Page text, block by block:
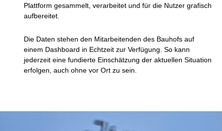
Plattform gesammelt, verarbeitet und für die Nutzer grafisch
aufbereitet.
Die Daten stehen den Mitarbeitenden des Bauhofs auf
einem Dashboard in Echtzeit zur Verfügung. So kann
jederzeit eine fundierte Einschätzung der aktuellen Situation
erfolgen, auch ohne vor Ort zu sein.